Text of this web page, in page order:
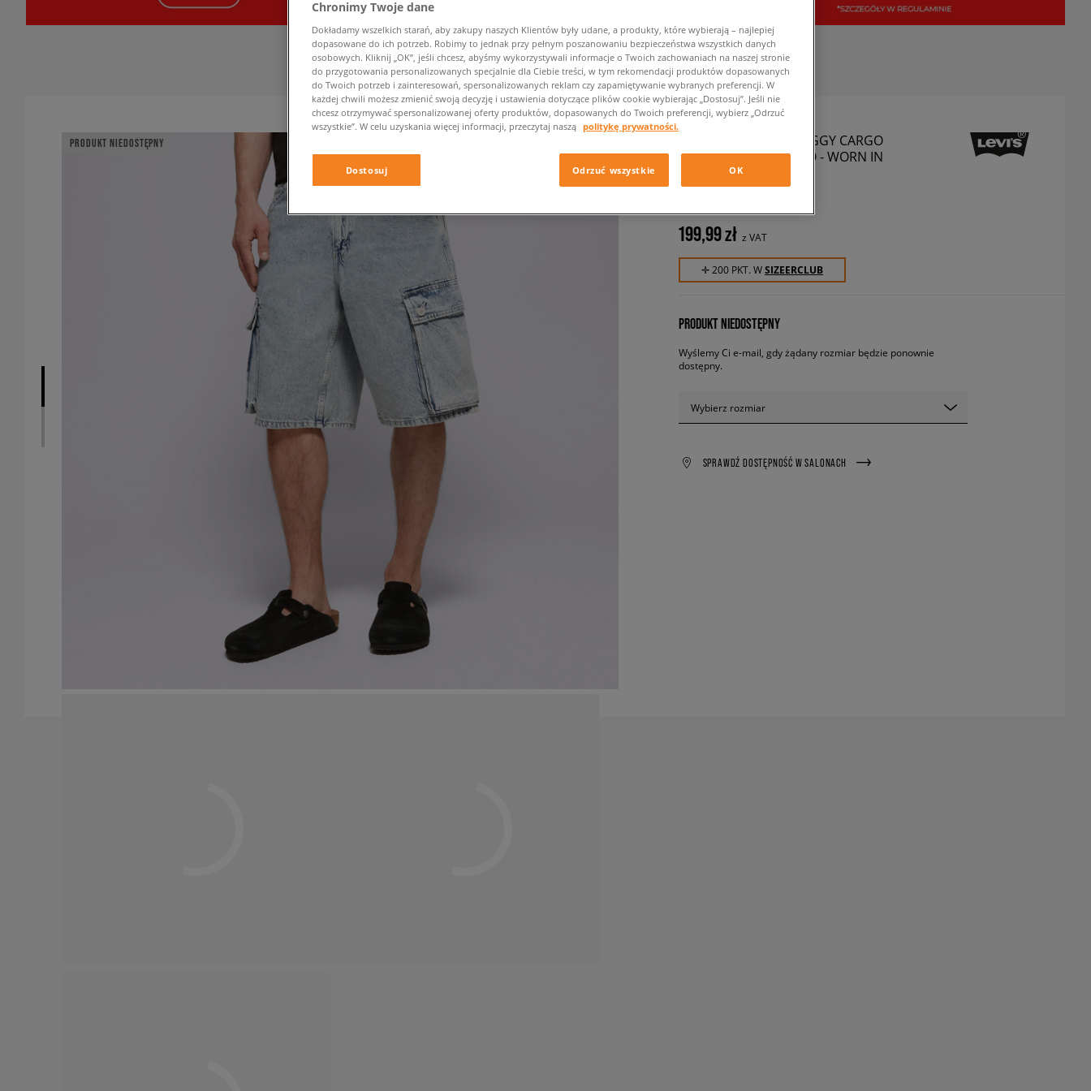
PRODUKT NIEDOSTĘPNY
LEVI'S SZORTY 478 BAGGY CARGO
SHORTS LIGHT INDIGO - WORN IN
199,99 zł z VAT
✛ 200 PKT. WSIZEERCLUB
PRODUKT NIEDOSTĘPNY
Wyślemy Ci e-mail, gdy żądany rozmiar będzie ponownie
dostępny.
Wybierz rozmiar
SPRAWDŹ DOSTĘPNOŚĆ W SALONACH
Chronimy Twoje dane
Dokładamy wszelkich starań, aby zakupy naszych Klientów były udane, a produkty, które wybierają – najlepiej
dopasowane do ich potrzeb. Robimy to jednak przy pełnym poszanowaniu bezpieczeństwa wszystkich danych
osobowych. Kliknij „OK”, jeśli chcesz, abyśmy wykorzystywali informacje o Twoich zachowaniach na naszej stronie
do przygotowania personalizowanych specjalnie dla Ciebie treści, w tym rekomendacji produktów dopasowanych
do Twoich potrzeb i zainteresowań, spersonalizowanych reklam czy zapamiętywanie wybranych preferencji. W
każdej chwili możesz zmienić swoją decyzję i ustawienia dotyczące plików cookie wybierając „Dostosuj”. Jeśli nie
chcesz otrzymywać spersonalizowanej oferty produktów, dopasowanych do Twoich preferencji, wybierz „Odrzuć
wszystkie”. W celu uzyskania więcej informacji, przeczytaj naszą politykę prywatności.
Dostosuj Odrzuć wszystkie OK